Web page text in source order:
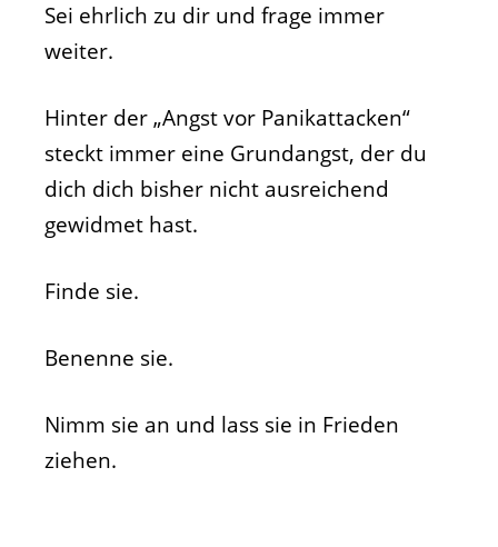
Sei ehrlich zu dir und frage immer
weiter.
Hinter der „Angst vor Panikattacken“
steckt immer eine Grundangst, der du
dich dich bisher nicht ausreichend
gewidmet hast.
Finde sie.
Benenne sie.
Nimm sie an und lass sie in Frieden
ziehen.